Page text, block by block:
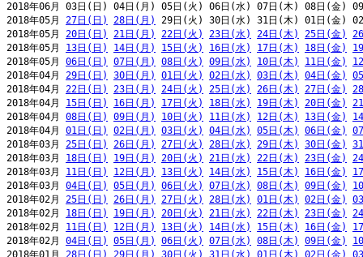
2018年06月 03日(日) 04日(月) 05日(火) 06日(水) 07日(木) 08日(金)
2018年05月 27日(日) 28日(月)
29日(火) 30日(水) 31日(木) 01日(金)
2018年05月 20日(日) 21日(月) 22日(火) 23日(水) 24日(木) 25日(金)
2018年05月 13日(日) 14日(月) 15日(火) 16日(水) 17日(木) 18日(金)
2018年05月 06日(日) 07日(月) 08日(火) 09日(水) 10日(木) 11日(金)
2018年04月 29日(日) 30日(月) 01日(火) 02日(水) 03日(木) 04日(金)
2018年04月 22日(日) 23日(月) 24日(火) 25日(水) 26日(木) 27日(金)
2018年04月 15日(日) 16日(月) 17日(火) 18日(水) 19日(木) 20日(金)
2018年04月 08日(日) 09日(月) 10日(火) 11日(水) 12日(木) 13日(金)
2018年04月 01日(日) 02日(月) 03日(火) 04日(水) 05日(木) 06日(金)
2018年03月 25日(日) 26日(月) 27日(火) 28日(水) 29日(木) 30日(金)
2018年03月 18日(日) 19日(月) 20日(火) 21日(水) 22日(木) 23日(金)
2018年03月 11日(日) 12日(月) 13日(火) 14日(水) 15日(木) 16日(金)
2018年03月 04日(日) 05日(月) 06日(火) 07日(水) 08日(木) 09日(金)
2018年02月 25日(日) 26日(月) 27日(火) 28日(水) 01日(木) 02日(金)
2018年02月 18日(日) 19日(月) 20日(火) 21日(水) 22日(木) 23日(金)
2018年02月 11日(日) 12日(月) 13日(火) 14日(水) 15日(木) 16日(金)
2018年02月 04日(日) 05日(月) 06日(火) 07日(水) 08日(木) 09日(金)
2018年01月 28日(日) 29日(月) 30日(火) 31日(水) 01日(木) 02日(金)